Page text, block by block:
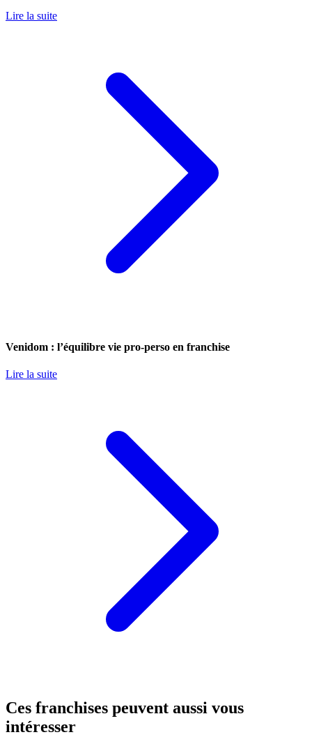
Lire la suite
Venidom : l’équilibre vie pro-perso en franchise
Lire la suite
Ces franchises peuvent aussi vous
intéresser